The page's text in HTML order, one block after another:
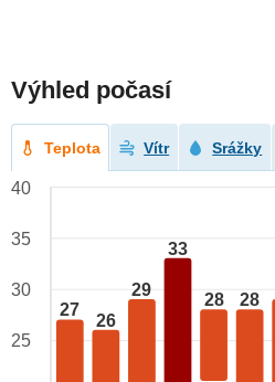
Výhled počasí
Teplota Vítr Srážky
27
26
29
33
28 28
40
35
30
25